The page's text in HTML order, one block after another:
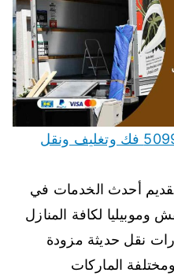
نقل عفش الفنيطيس 50993766 فك وتغليف ونقل
أحدث الخدمات في
لكافة المنازل
نقل حديثة مزودة
الماركات